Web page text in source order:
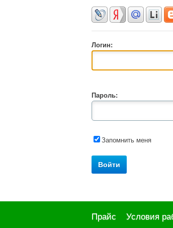
Логин:
Пароль:
Запомнить меня
Прайс Условия